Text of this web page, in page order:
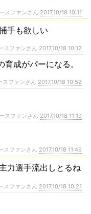
スファンさん 2017,10/18 10:11
手も欲しい
ファンさん 2017,10/18 10:12
成がパーになる。
ファンさん 2017,10/18 10:52
スファンさん 2017,10/18 11:19
ファンさん 2017,10/18 11:46
力選手流出しとるね
ファンさん 2017,10/18 10:21